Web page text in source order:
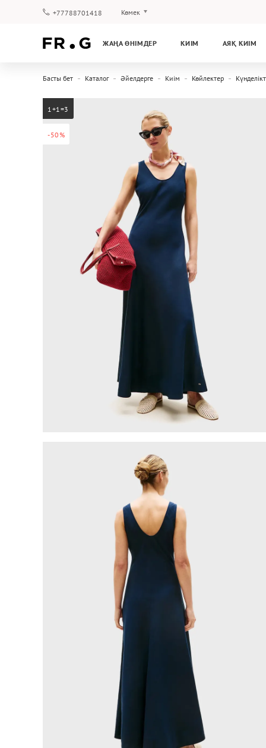
+77788701418 Көмек
ЖАҢА ӨНІМДЕР КИІМ АЯҚ КИІМ
Басты бет Каталог Әйелдерге Киім Көйлектер
-50%
1+1=3